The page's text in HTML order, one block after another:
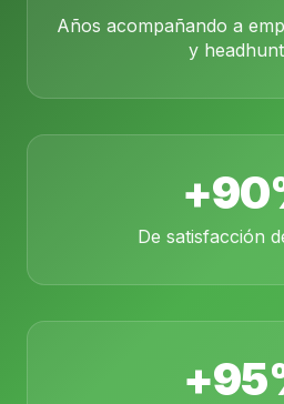
Años acompañando a
y
De satisfacción